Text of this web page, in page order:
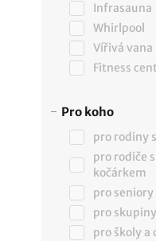
Infrasauna
Whirlpool
Vířivá vana
Fitness
Pro koho
pro rodiny
pro rodiče
kočárkem
pro seniory
pro skupiny
pro školy a